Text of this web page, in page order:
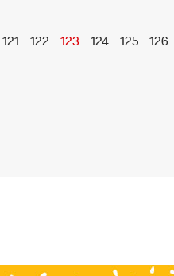
121 122 123 124 125 126